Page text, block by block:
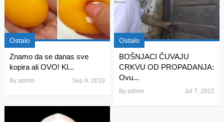
Ostalo
Znamo da se danas sve
kopira ali OVO! Kl...
By admin Sep 9, 2019
Ostalo
BOŠNJACI ČUVAJU
CRKVU OD PROPADANJA:
Ovu...
Byadmin Jul 7, 2022